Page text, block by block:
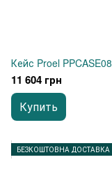
Кейс Proel PPCASE08
11 604 грн
Купить
БЕЗКОШТОВНА ДОСТАВКА